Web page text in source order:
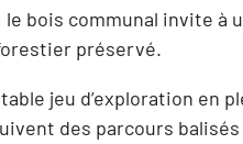
le bois communal invite à
préservé.
jeu d’exploration en
des parcours